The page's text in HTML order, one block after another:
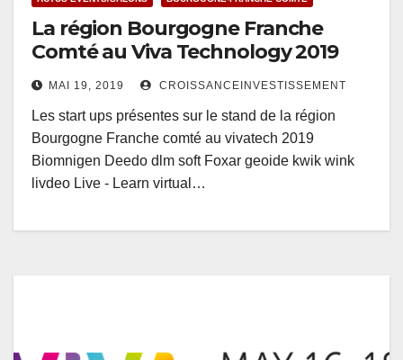
La région Bourgogne Franche
Comté au Viva Technology 2019
MAI 19, 2019 CROISSANCEINVESTISSEMENT
Les start ups présentes sur le stand de la région
Bourgogne Franche comté au vivatech 2019
Biomnigen Deedo dlm soft Foxar geoide kwik wink
livdeo Live - Learn virtual…